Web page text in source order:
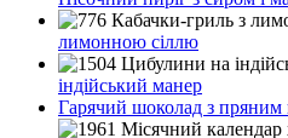
лимонною сіллю
індійський манер
Гарячий шоколад з пряним